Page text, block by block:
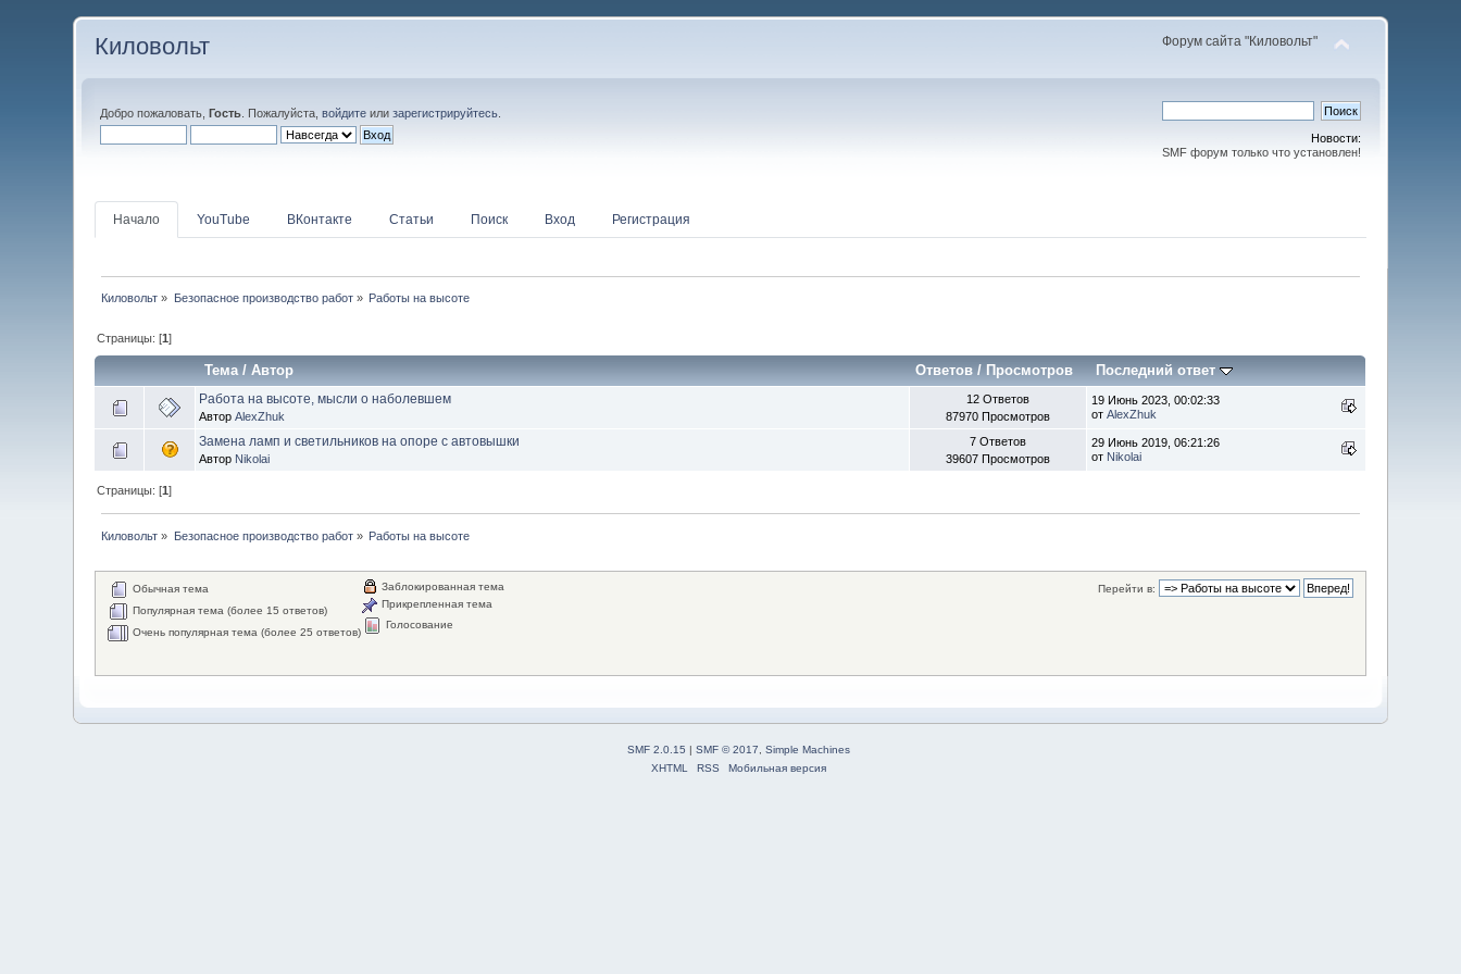
Киловольт Форум сайта "Киловольт"
Добро пожаловать,Гость . Пожалуйста,войдите илизарегистрируйтесь
Новости:
SMF форум только что установлен!
Начало YouTube ВКонтакте Статьи Поиск Вход Регистрация
Киловольт » Безопасное производство работ» Работы на высоте
Страницы: [1]
Тема/Автор Ответов /Просмотров Последний ответ
Работа на высоте, мысли о наболевшем
АвторAlexZhuk
12 Ответов
87970 Просмотров
19 Июнь 2023, 00:02:33
отAlexZhuk
Замена ламп и светильников на опоре с автовышки
Автор Nikolai
7 Ответов
39607 Просмотров
29 Июнь 2019, 06:21:26
от Nikolai
Страницы: [1]
Киловольт » Безопасное производство работ» Работы на высоте
Перейти в:
Обычная тема
Популярная тема (более 15 ответов)
Очень популярная тема (более 25 ответов)
Заблокированная тема
Прикрепленная тема
Голосование
SMF 2.0.15 | SMF © 2017
Simple Machines
XHTML
RSS Мобильная версия